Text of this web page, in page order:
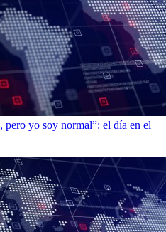
pero yo soy normal”: el día en el